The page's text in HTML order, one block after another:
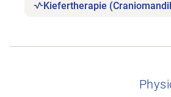
Kiefertherapie